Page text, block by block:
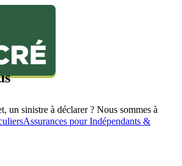
Assurances pour Indépendants &
un sinistre à déclarer ? Nous sommes à